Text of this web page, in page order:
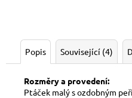
Popis Související (4)
Rozměry a provedení:
Ptáček malý s ozdobným